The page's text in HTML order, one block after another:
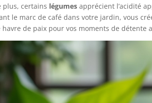
plus, certains légumes apprécient l’acidité
le marc de café dans votre jardin, vous
de paix pour vos moments de détente